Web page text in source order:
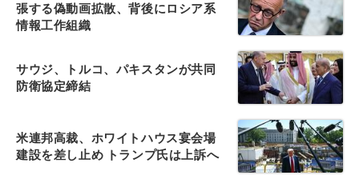
張する偽動画拡散、背後にロシア系
情報工作組織
サウジ、トルコ、パキスタンが共同
防衛協定締結
米連邦高裁、ホワイトハウス宴会場
建設を差し止め トランプ氏は上訴へ